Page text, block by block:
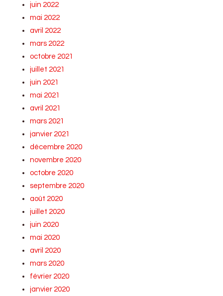
juin 2022
mai 2022
avril 2022
mars 2022
octobre 2021
juillet 2021
juin 2021
mai 2021
avril 2021
mars 2021
janvier 2021
décembre 2020
novembre 2020
octobre 2020
septembre 2020
août 2020
juillet 2020
juin 2020
mai 2020
avril 2020
mars 2020
février 2020
janvier 2020